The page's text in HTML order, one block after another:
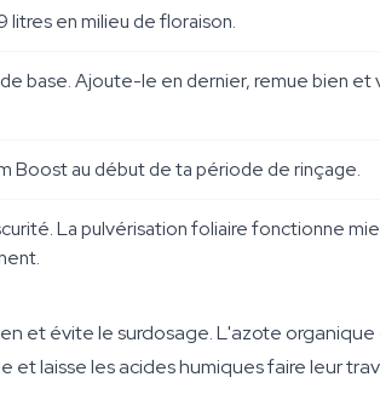
litres en milieu de floraison.
base. Ajoute-le en dernier, remue bien et
Boost au début de ta période de rinçage.
La pulvérisation foliaire fonctionne
et évite le surdosage. L'azote
laisse les acides humiques faire leur